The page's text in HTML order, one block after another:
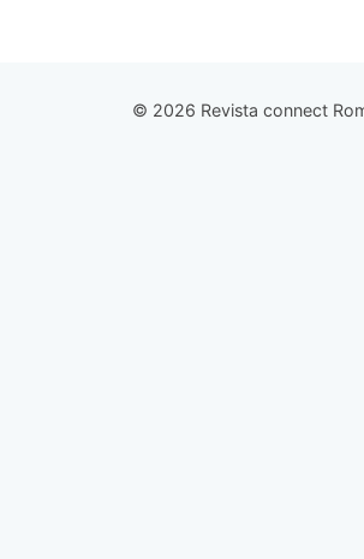
© 2026 Revista connect